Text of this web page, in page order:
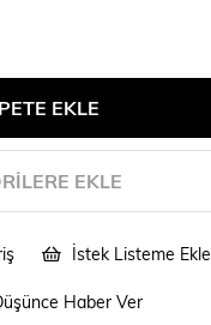
EKLE
İstek Listeme Ekle
Haber Ver